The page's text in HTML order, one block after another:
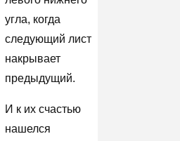
угла, когда
следующий лист
накрывает
предыдущий.
И к их счастью
нашелся